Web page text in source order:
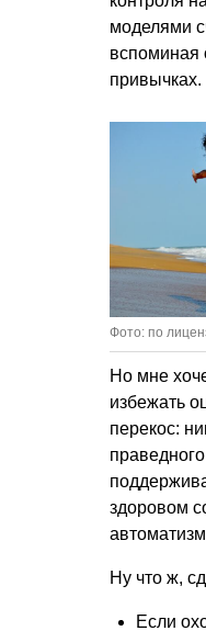
моделями
вспоминая
привычках.
Фото: по
Но мне
избежать
перекос:
праведного
здоровом
Ну что ж,
Если